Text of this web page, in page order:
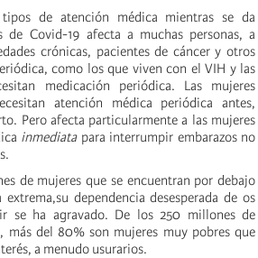
de atención médica mientras se da
de Covid-19 afecta a muchas personas, a
crónicas, pacientes de cáncer y otros
como los que viven con el VIH y las
medicación periódica. Las mujeres
atención médica periódica antes,
Pero afecta particularmente a las mujeres
inmediatapara interrumpir embarazos no
de mujeres que se encuentran por debajo
dependencia desesperada de os
se ha agravado. De los 250 millones de
más del 80% son mujeres muy pobres que
a menudo usurarios.